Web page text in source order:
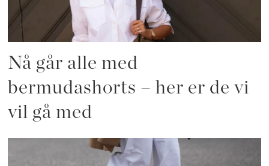
Nå går alle med
bermudashorts – her er de vi
vil gå med